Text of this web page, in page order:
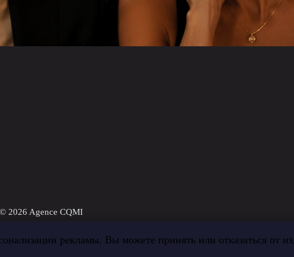
рекламы. Вы можете принять или отказаться от их
2026 Agence CQMI